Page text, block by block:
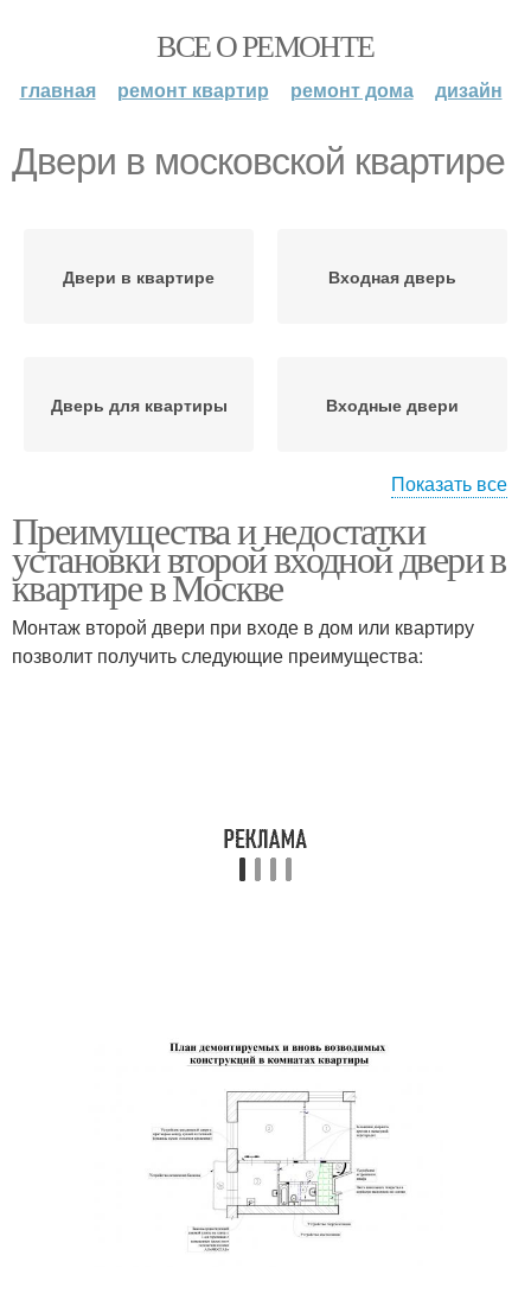
ВСЕ О РЕМОНТЕ
главная ремонт квартир ремонт дома дизайн
Двери в московской квартире
Двери в квартире Входная дверь
Дверь для квартиры Входные двери
состоянии
московской квартире
Двери для московской
Дверь в квартире
Показать все
Преимущества и недостатки
установки второй входной двери в
квартире в Москве
Монтаж второй двери при входе в дом или квартиру
позволит получить следующие преимущества: